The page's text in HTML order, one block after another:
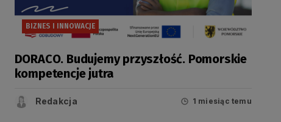
BIZNES I INNOWACJE
DORACO. Budujemy przyszłość. Pomorskie
kompetencje jutra
Redakcja 1 miesiąc temu